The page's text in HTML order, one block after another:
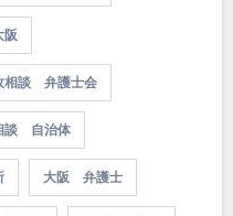
相談 弁護士会
談 自治体
大阪 弁護士